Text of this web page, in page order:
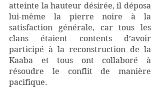
atteinte la hauteur désirée, il déposa
lui-même la pierre noire à la
satisfaction générale, car tous les
clans étaient contents d’avoir
participé à la reconstruction de la
Kaaba et tous ont collaboré à
résoudre le conflit de manière
pacifique.